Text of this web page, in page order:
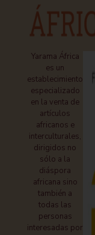
Yarama África
es un
establecimiento
especializado
en la venta de
artículos
africanos e
interculturales,
dirigidos no
sólo a la
diáspora
africana sino
también a
todas las
personas
interesadas por